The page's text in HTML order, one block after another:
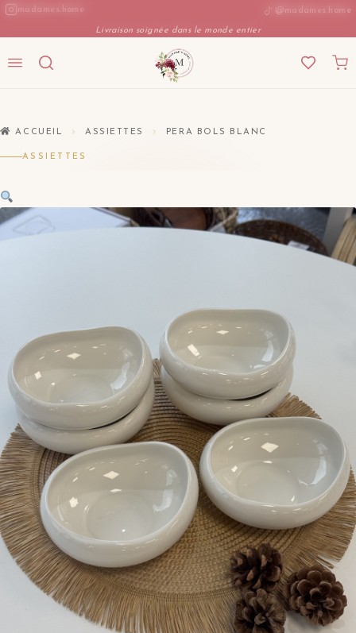
Allermadames.home
Livraison soignée dans le monde entier
@madames.home
ACCUEIL ASSIETTES PERA BOLS BLANC
ASSIETTES